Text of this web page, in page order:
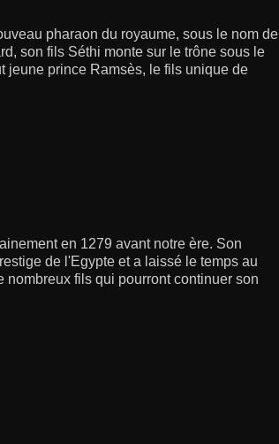
pharaon du royaume, sous le nom de
son fils Séthi monte sur le trône sous le
jeune prince Ramsès, le fils unique de
en 1279 avant notre ère. Son
de l'Egypte et a laissé le temps au
nombreux fils qui pourront continuer son